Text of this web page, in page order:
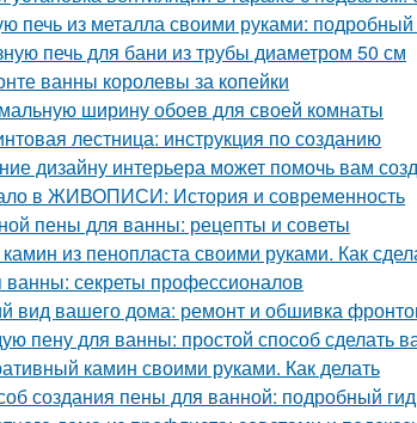
печь из металла своими руками: подробный
печь для бани из трубы диаметром 50 см
ванны королевы за копейки
ширину обоев для своей комнаты
лестница: инструкция по созданию
дизайну интерьера может помочь вам
в ЖИВОПИСИ: История и современность
пены для ванны: рецепты и советы
из пенопласта своими руками. Как
секреты профессионалов
вид вашего дома: ремонт и обшивка
пену для ванны: простой способ сделать
камин своими руками. Как делать
создания пены для ванной: подробный гид